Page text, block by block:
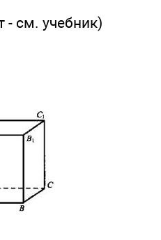
- см. учебник)